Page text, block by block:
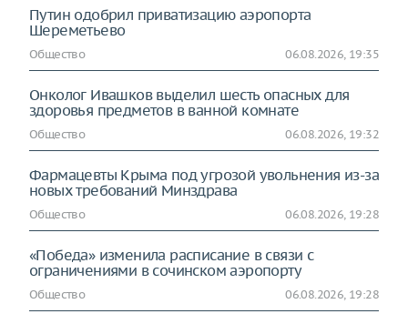
Путин одобрил приватизацию аэропорта
Шереметьево
Общество 06.08.2026, 19:35
Онколог Ивашков выделил шесть опасных для
здоровья предметов в ванной комнате
Общество 06.08.2026, 19:32
Фармацевты Крыма под угрозой увольнения из-за
новых требований Минздрава
Общество 06.08.2026, 19:28
«Победа» изменила расписание в связи с
ограничениями в сочинском аэропорту
Общество 06.08.2026, 19:28